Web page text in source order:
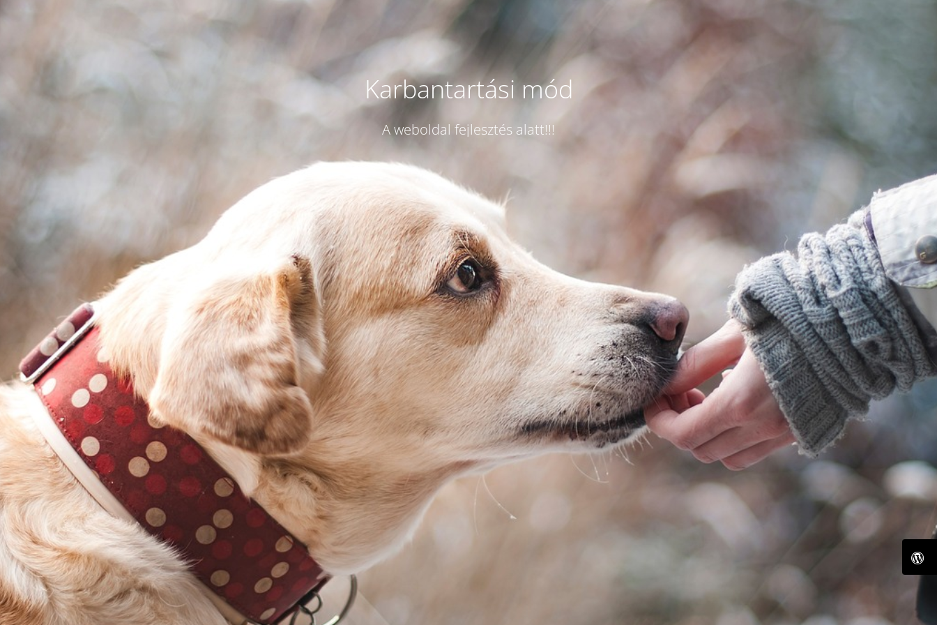
Karbantartási mód
A weboldal fejlesztés alatt!!!